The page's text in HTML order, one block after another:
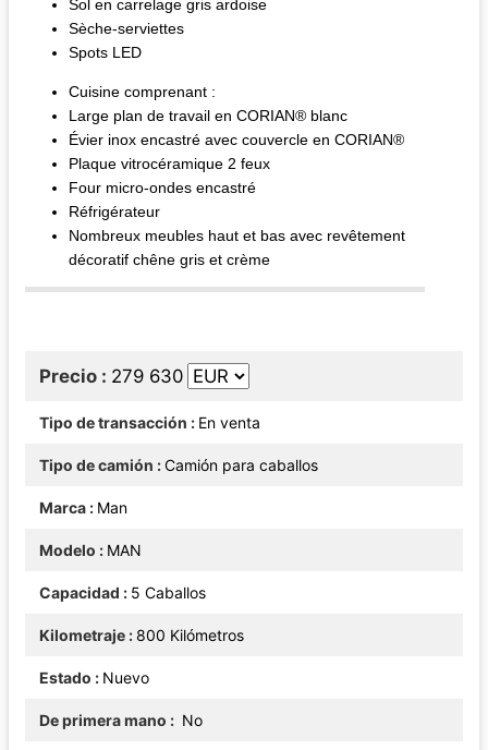
Sol en carrelage gris ardoise
Sèche-serviettes
Spots LED
Cuisine comprenant :
Large plan de travail en CORIAN® blanc
Évier inox encastré avec couvercle en CORIAN®
Plaque vitrocéramique 2 feux
Four micro-ondes encastré
Réfrigérateur
Nombreux meubles haut et bas avec revêtement
décoratif chêne gris et crème
Precio 279 630
Tipo de transacción En venta
Tipo de camión Camión para caballos
Marca Man
Modelo MAN
Capacidad 5 Caballos
Kilometraje 800 Kilómetros
Estado Nuevo
De primera mano No